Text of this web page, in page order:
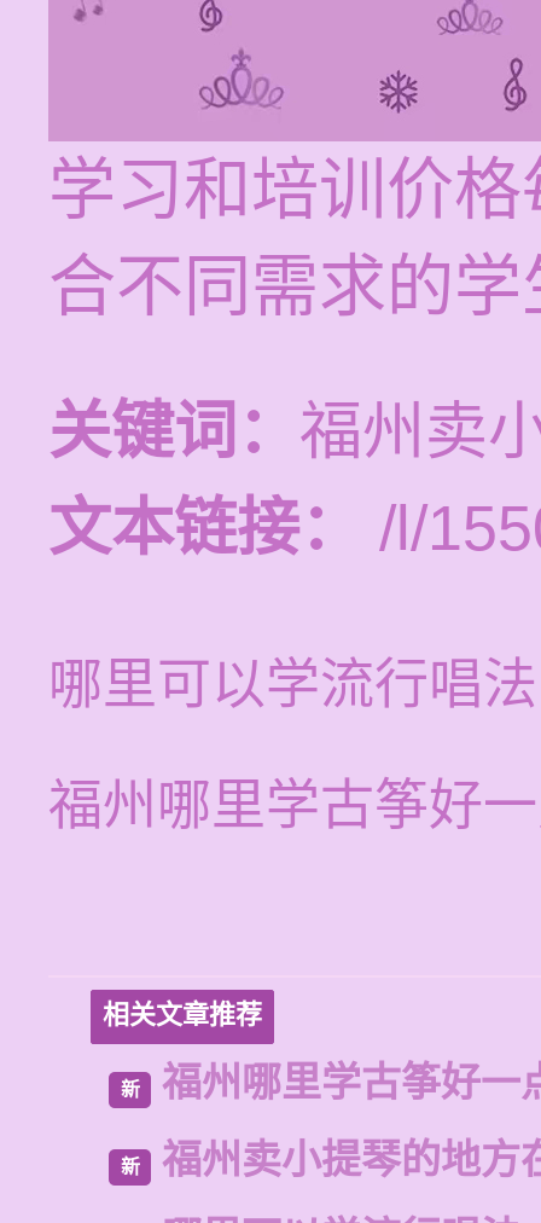
学习和培训价
合不同需求的学
关键词： 福州卖
文本链接：
/l/
哪里可以学流行唱法
福州哪里学古筝好
相关文章推荐
新 福州哪里学古筝好一
新
福州卖小提琴的地方